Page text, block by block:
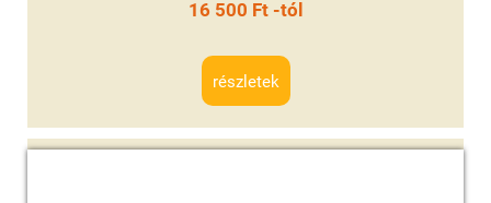
16 500 Ft -tól
részletek